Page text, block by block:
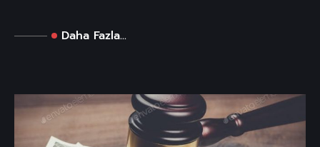
Daha Fazla...